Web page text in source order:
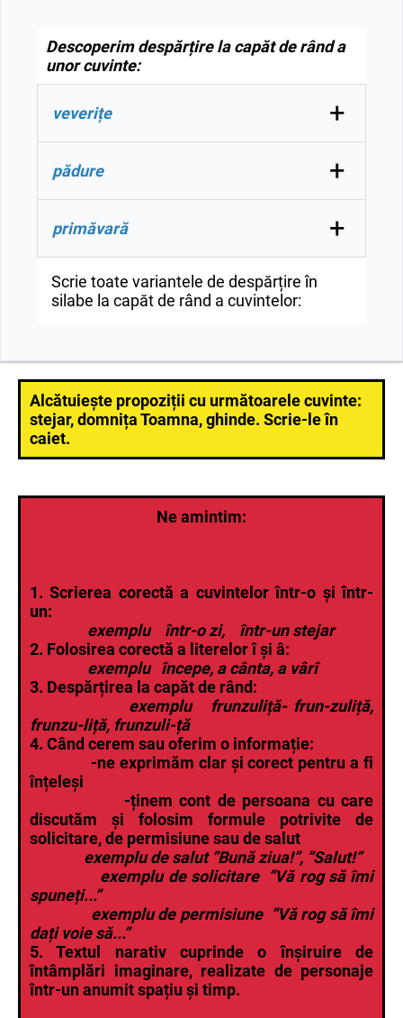
Descoperim despărțire la capăt de rând a
unor cuvinte:
veverițe +
ve-verițe, veve-rițe, veveri-țe
pădure +
pă-dure, pădu-re
primăvară +
pri-măvară, primă-vară, primăva-ră
Scrie toate variantele de despărțire în
silabe la capăt de rând a cuvintelor:
Alcătuiește propoziții cu următoarele cuvinte:
stejar, domnița Toamna, ghinde. Scrie-le în
caiet.
Ne amintim:
1. Scrierea corectă a cuvintelor într-o și într-
un:
exemplu într-o zi, într-un stejar
2. Folosirea corectă a literelor î și â:
exemplu începe, a cânta, a vârî
3. Despărțirea la capăt de rând:
exemplu frunzuliță- frun-zuliță,
frunzu-liță, frunzuli-ță
4. Când cerem sau oferim o informație:
-ne exprimăm clar și corect pentru a fi
înțeleși
-ținem cont de persoana cu care
discutăm și folosim formule potrivite de
solicitare, de permisiune sau de salut
exemplu de salut ”Bună ziua!”, ”Salut!”
exemplu de solicitare ”Vă rog să îmi
spuneți...”
exemplu de permisiune ”Vă rog să îmi
dați voie să...”
5. Textul narativ cuprinde o înșiruire de
întâmplări imaginare, realizate de personaje
într-un anumit spațiu și timp.